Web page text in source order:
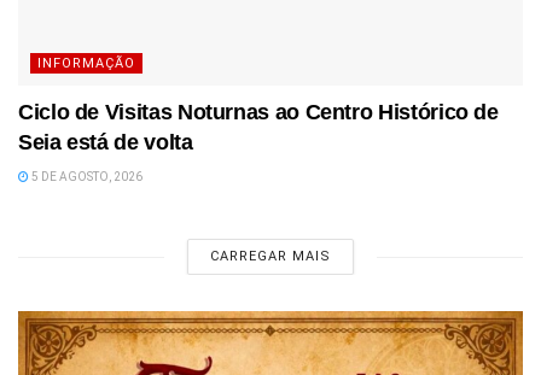
INFORMAÇÃO
Ciclo de Visitas Noturnas ao Centro Histórico de
Seia está de volta
5 DE AGOSTO, 2026
CARREGAR MAIS